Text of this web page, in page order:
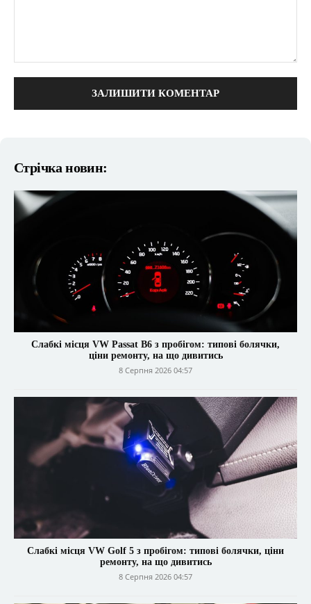
Стрічка новин:
Слабкі місця VW Passat B6 з пробігом: типові болячки,
ціни ремонту, на що дивитись
8 Серпня 2026 04:57
Слабкі місця VW Golf 5 з пробігом: типові болячки, ціни
ремонту, на що дивитись
8 Серпня 2026 04:57